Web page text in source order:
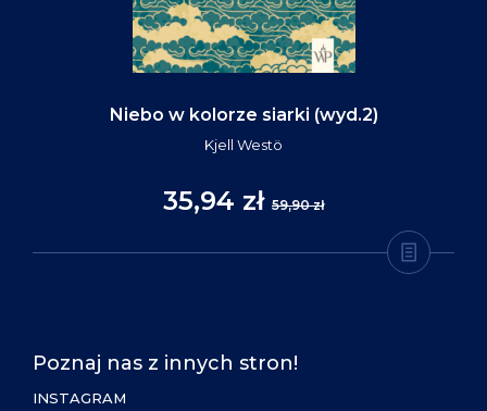
Niebo w kolorze siarki (wyd.2)
Kjell Westö
35,94 zł 59,90 zł
Poznaj nas z innych stron!
INSTAGRAM